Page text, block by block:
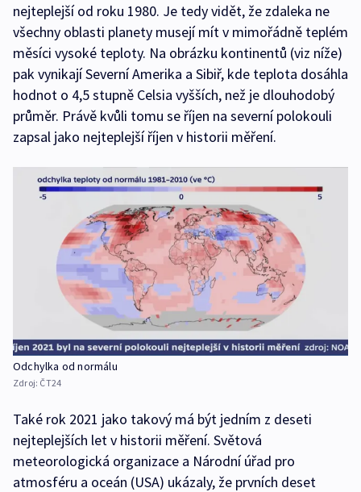
nejteplejší od roku 1980. Je tedy vidět, že zdaleka ne
všechny oblasti planety musejí mít v mimořádně teplém
měsíci vysoké teploty. Na obrázku kontinentů (viz níže)
pak vynikají Severní Amerika a Sibiř, kde teplota dosáhla
hodnot o 4,5 stupně Celsia vyšších, než je dlouhodobý
průměr. Právě kvůli tomu se říjen na severní polokouli
zapsal jako nejteplejší říjen v historii měření.
Odchylka od normálu
Zdroj: ČT24
Také rok 2021 jako takový má být jedním z deseti
nejteplejších let v historii měření. Světová
meteorologická organizace a Národní úřad pro
atmosféru a oceán (USA) ukázaly, že prvních deset